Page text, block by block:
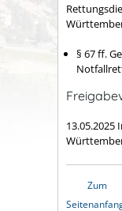
§ 67 ff.
Zum